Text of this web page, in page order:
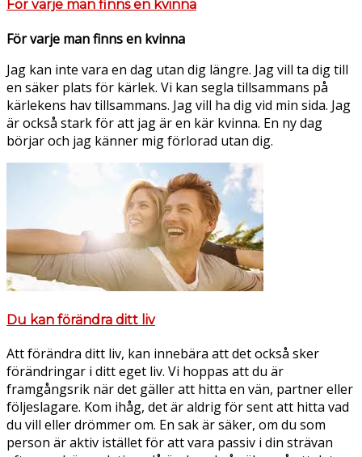
För varje man finns en kvinna
För varje man finns en kvinna
Jag kan inte vara en dag utan dig längre. Jag vill ta dig till
en säker plats för kärlek. Vi kan segla tillsammans på
kärlekens hav tillsammans. Jag vill ha dig vid min sida. Jag
är också stark för att jag är en kär kvinna. En ny dag
börjar och jag känner mig förlorad utan dig.
Du kan förändra ditt liv
Att förändra ditt liv, kan innebära att det också sker
förändringar i ditt eget liv. Vi hoppas att du är
framgångsrik när det gäller att hitta en vän, partner eller
följeslagare. Kom ihåg, det är aldrig för sent att hitta vad
du vill eller drömmer om. En sak är säker, om du som
person är aktiv istället för att vara passiv i din strävan